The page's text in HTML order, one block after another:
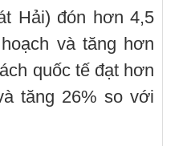
Hải) đón hơn 4,5
và tăng hơn
quốc tế đạt hơn
tăng 26% so với